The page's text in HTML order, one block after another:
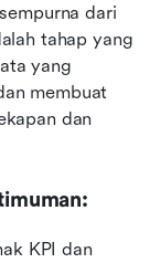
dari
tahap yang
yang
membuat
dan
KPI dan